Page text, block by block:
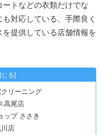
トなどの衣類だけでな
対応している、手際良く
提供している店舗情報を
クリーニング
高尾店
ップ ささき
店